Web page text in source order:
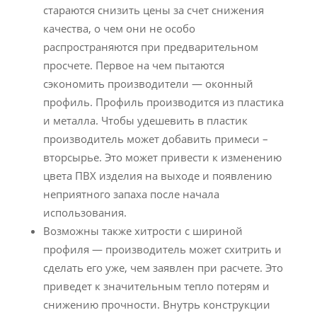
стараются снизить цены за счет снижения
качества, о чем они не особо
распространяются при предварительном
просчете. Первое на чем пытаются
сэкономить производители — оконный
профиль. Профиль производится из пластика
и металла. Чтобы удешевить в пластик
производитель может добавить примеси –
вторсырье. Это может привести к изменению
цвета ПВХ изделия на выходе и появлению
неприятного запаха после начала
использования.
Возможны также хитрости с шириной
профиля — производитель может схитрить и
сделать его уже, чем заявлен при расчете. Это
приведет к значительным тепло потерям и
снижению прочности. Внутрь конструкции